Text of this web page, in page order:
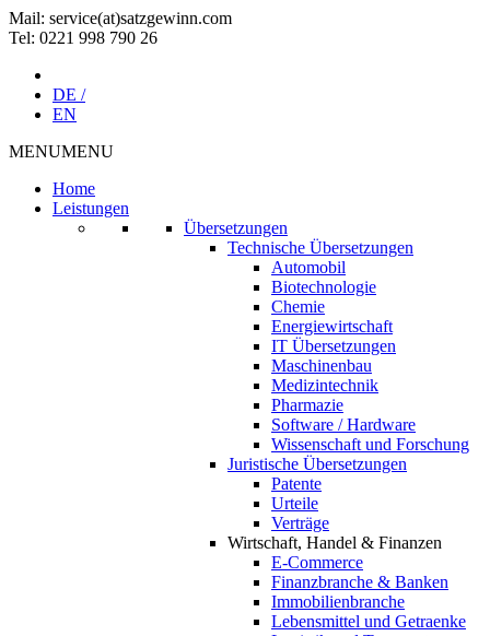
Mail: service(at)satz­gewinn.com
Tel: 0221 998 790 26
DE /
EN
MENUMENU
Home
Leistungen
Übersetzungen
Technische Übersetzungen
Automobil
Biotechnologie
Chemie
Energiewirtschaft
IT Übersetzungen
Maschinenbau
Medizintechnik
Pharmazie
Software / Hardware
Wissenschaft und Forschung
Juristische Übersetzungen
Patente
Urteile
Verträge
Wirtschaft, Handel & Finanzen
E-Commerce
Finanzbranche & Banken
Immobilienbranche
Lebensmittel und Getraenke